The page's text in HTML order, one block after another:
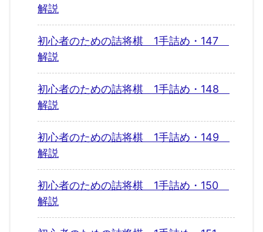
解説
初心者のための詰将棋 1手詰め・147
解説
初心者のための詰将棋 1手詰め・148
解説
初心者のための詰将棋 1手詰め・149
解説
初心者のための詰将棋 1手詰め・150
解説